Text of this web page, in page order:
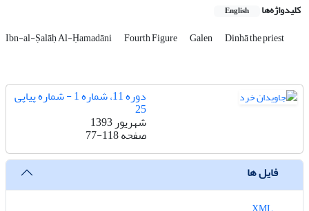
کلیدواژه‌ها English
Ibn-al-Ṣalāḥ Al-Ḥamadāni Fourth Figure Galen Dinhā the priest
دوره 11، شماره 1 - شماره پیاپی
25
شهریور 1393
صفحه77-118
فایل ها